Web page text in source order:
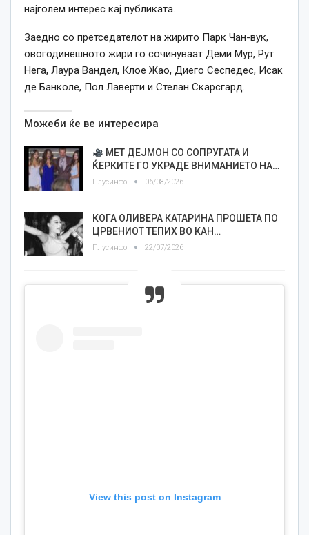
најголем интерес кај публиката.
Заедно со претседателот на жирито Парк Чан-вук,
овогодинешното жири го сочинуваат Деми Мур, Рут
Нега, Лаура Вандел, Клое Жао, Диего Сеспедес, Исак
де Банколе, Пол Лаверти и Стелан Скарсгард.
Можеби ќе ве интересира
МЕТ ДЕЈМОН СО СОПРУГАТА И
ЌЕРКИТЕ ГО УКРАДЕ ВНИМАНИЕТО НА…
Плусинфо 06/08/2026
КОГА ОЛИВЕРА КАТАРИНА ПРОШЕТА ПО
ЦРВЕНИОТ ТЕПИХ ВО КАН…
Плусинфо 22/07/2026
View this post on Instagram